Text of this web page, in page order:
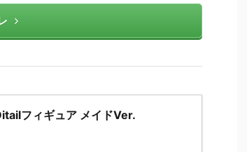
フィギュア メイドVer.